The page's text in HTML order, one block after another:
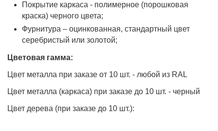
Покрытие каркаса - полимерное (порошковая
краска) черного цвета;
Фурнитура – оцинкованная, стандартный цвет
серебристый или золотой;
Цветовая гамма:
Цвет металла при заказе от 10 шт. - любой из RAL
Цвет металла (каркаса) при заказе до 10 шт. - черный
Цвет дерева (при заказе до 10 шт.):